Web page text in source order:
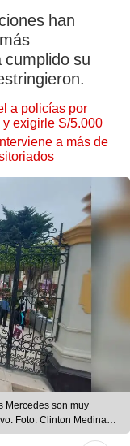
han
cumplido su
a policías por
exigirle S/5.000
a más de
Mercedes son muy